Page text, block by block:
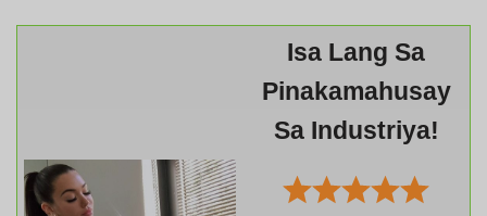
Isa Lang Sa
Pinakamahusay
Sa Industriya!